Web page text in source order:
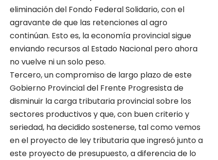
eliminación del Fondo Federal Solidario, con el
agravante de que las retenciones al agro
continúan. Esto es, la economía provincial sigue
enviando recursos al Estado Nacional pero ahora
no vuelve ni un solo peso.
Tercero, un compromiso de largo plazo de este
Gobierno Provincial del Frente Progresista de
disminuir la carga tributaria provincial sobre los
sectores productivos y que, con buen criterio y
seriedad, ha decidido sostenerse, tal como vemos
en el proyecto de ley tributaria que ingresó junto a
este proyecto de presupuesto, a diferencia de lo